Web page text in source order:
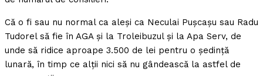
Că o fi sau nu normal ca aleşi ca Neculai Puşcaşu sau Radu
Tudorel să fie în AGA şi la Troleibuzul şi la Apa Serv, de
unde să ridice aproape 3.500 de lei pentru o şedinţă
lunară, în timp ce alţii nici să nu gândească la astfel de